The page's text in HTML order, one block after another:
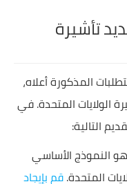
تأشيرة
المذكورة أعلاه،
الولايات المتحدة. في
التالية:
النموذج الأساسي
المتحدة.قم بإيجاد